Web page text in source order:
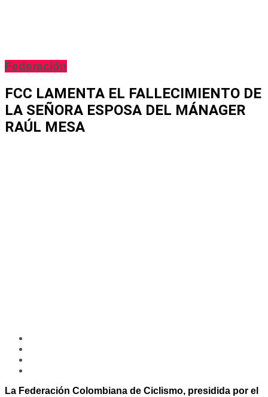
Federación
FCC LAMENTA EL FALLECIMIENTO DE
LA SEÑORA ESPOSA DEL MÁNAGER
RAÚL MESA
La Federación Colombiana de Ciclismo, presidida por el